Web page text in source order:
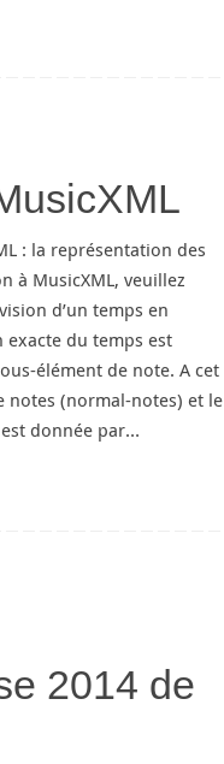
: la représentation des
à MusicXML, veuillez
d’un temps en
du temps est
élément de note. A cet
notes (normal-notes) et le
donnée par…
2014 de